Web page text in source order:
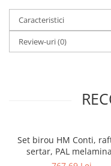
Caracteristici
Review-uri(0)
Set birou HM Conti,
sertar, PAL
122x57x90 cm, stejar/